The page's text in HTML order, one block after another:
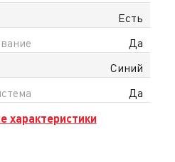
Есть
Да
Синий
Да
характеристики